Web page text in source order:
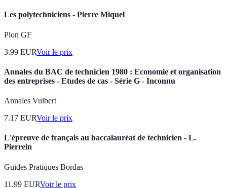
Les polytechniciens - Pierre Miquel
Plon GF
3.99 EURVoir le prix
Annales du BAC de technicien 1980 : Economie et organisation
des entreprises - Etudes de cas - Série G - Inconnu
Annales Vuibert
7.17 EURVoir le prix
L'épreuve de français au baccalauréat de technicien - L.
Pierrein
Guides Pratiques Bordas
11.99 EURVoir le prix